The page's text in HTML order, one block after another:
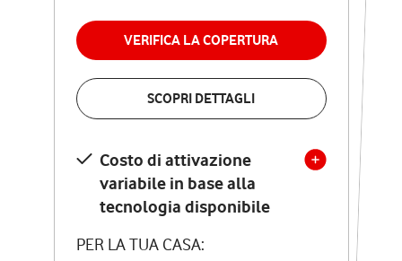
VERIFICA LA COPERTURA
SCOPRI DETTAGLI
Costo di attivazione
variabile in base alla
tecnologia disponibile
PER LA TUA CASA:
permanenza
VERIFICA LA COPERTURA
Costo di attivazione
variabile in base alla
tecnologia disponibile
PER LA TUA CASA: